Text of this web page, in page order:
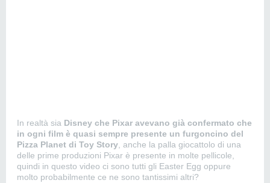
In realtà sia Disney che Pixar avevano già confermato che
in ogni film è quasi sempre presente un furgoncino del
Pizza Planet di Toy Story , anche la palla giocattolo di una
delle prime produzioni Pixar è presente in molte pellicole,
quindi in questo video ci sono tutti gli Easter Egg oppure
molto probabilmente ce ne sono tantissimi altri?